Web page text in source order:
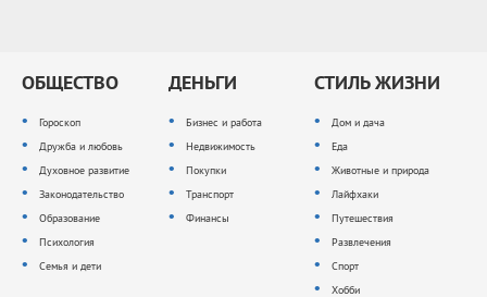
ОБЩЕСТВО
Гороскоп
Дружба и любовь
Духовное развитие
Законодательство
Образование
Психология
Семья и дети
ДЕНЬГИ
Бизнес и работа
Недвижимость
Покупки
Транспорт
Финансы
СТИЛЬ ЖИЗНИ
Дом и дача
Еда
Животные и природа
Лайфхаки
Путешествия
Развлечения
Спорт
Хобби